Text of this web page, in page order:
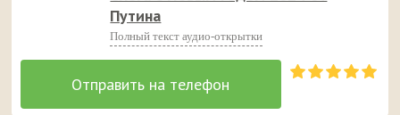
Путина
Полный текст аудио-открытки